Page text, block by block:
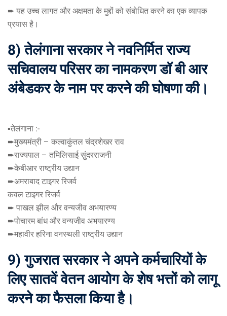
➨ यह उच्च लागत और अक्षमता के मुद्दों को संबोधित करने का एक व्यापक
प्रयास है।
8) तेलंगाना सरकार ने नवनिर्मित राज्य
सचिवालय परिसर का नामकरण डॉ बी आर
अंबेडकर के नाम पर करने की घोषणा की।
▪️तेलंगाना :-
➨मुख्यमंत्री – कल्वाकुंतल चंद्रशेखर राव
➨राज्यपाल – तमिलिसाई सुंदरराजनी
➨केबीआर राष्ट्रीय उद्यान
➨अमराबाद टाइगर रिजर्व
कवल टाइगर रिजर्व
➨ पाखल झील और वन्यजीव अभयारण्य
➨पोचारम बांध और वन्यजीव अभयारण्य
➨महावीर हरिना वनस्थली राष्ट्रीय उद्यान
9) गुजरात सरकार ने अपने कर्मचारियों के
लिए सातवें वेतन आयोग के शेष भत्तों को लागू
करने का फैसला किया है।